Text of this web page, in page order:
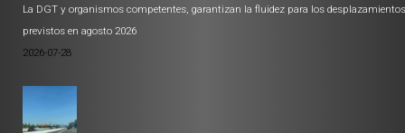
La DGT y organismos competentes, garantizan la fluidez para los desplazamientos
previstos en agosto 2026
2026-07-28